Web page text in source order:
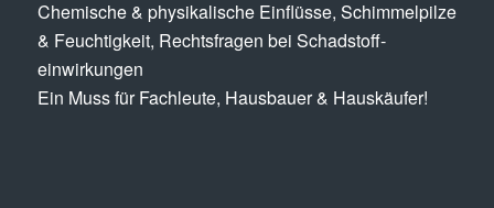
Chemische & physikalische Einflüsse, Schimmel­pilze
& Feuchtigkeit, Rechts­fragen bei Schadstoff­
einwirkungen
Ein Muss für Fachleute, Hausbauer & Hauskäufer!